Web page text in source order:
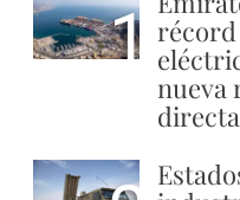
1 récord
nueva
directa